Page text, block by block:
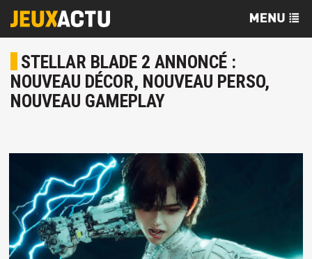
STELLAR BLADE 2 ANNONCÉ :
NOUVEAU DÉCOR, NOUVEAU PERSO,
NOUVEAU GAMEPLAY